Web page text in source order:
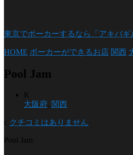
東京でポーカーするなら「アキバギ
HOME ポーカーができるお店 関西
Pool Jam
K
大阪府, 関西
c クチコミはありません
Pool Jam